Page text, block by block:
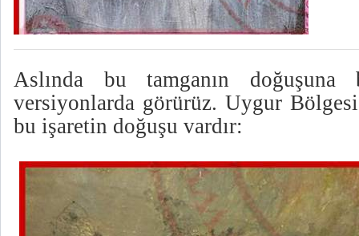
Aslında bu tamganın doğuşuna
versiyonlarda görürüz. Uygur
bu işaretin doğuşu vardır: